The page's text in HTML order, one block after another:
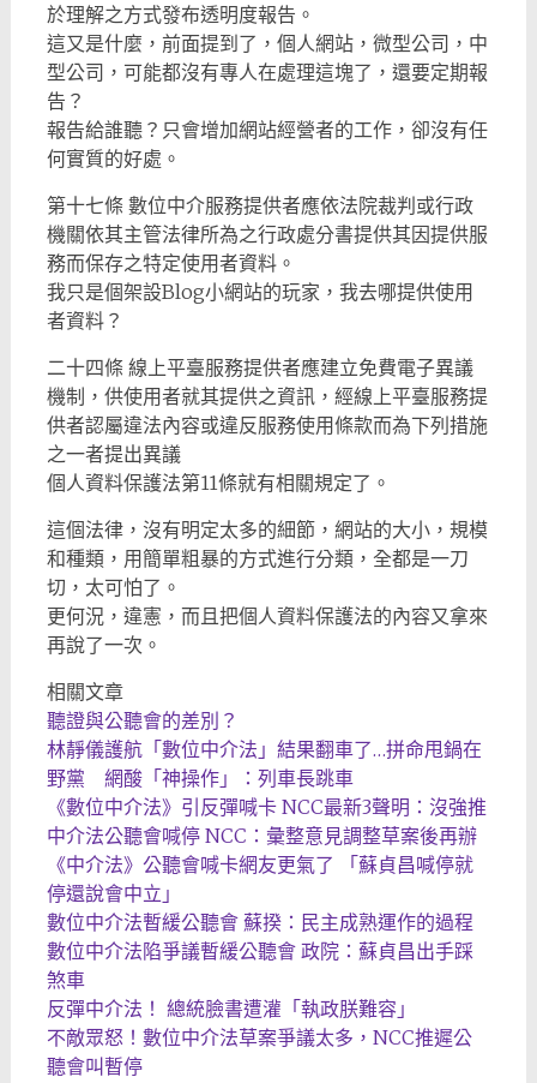
於理解之方式發布透明度報告。
這又是什麼，前面提到了，個人網站，微型公司，中
型公司，可能都沒有專人在處理這塊了，還要定期報
告？
報告給誰聽？只會增加網站經營者的工作，卻沒有任
何實質的好處。
第十七條 數位中介服務提供者應依法院裁判或行政
機關依其主管法律所為之行政處分書提供其因提供服
務而保存之特定使用者資料。
我只是個架設Blog小網站的玩家，我去哪提供使用
者資料？
二十四條 線上平臺服務提供者應建立免費電子異議
機制，供使用者就其提供之資訊，經線上平臺服務提
供者認屬違法內容或違反服務使用條款而為下列措施
之一者提出異議
個人資料保護法第11條就有相關規定了。
這個法律，沒有明定太多的細節，網站的大小，規模
和種類，用簡單粗暴的方式進行分類，全都是一刀
切，太可怕了。
更何況，違憲，而且把個人資料保護法的內容又拿來
再說了一次。
相關文章
聽證與公聽會的差別？
林靜儀護航「數位中介法」結果翻車了…拼命甩鍋在
野黨 網酸「神操作」：列車長跳車
《數位中介法》引反彈喊卡 NCC最新3聲明：沒強推
中介法公聽會喊停 NCC：彙整意見調整草案後再辦
《中介法》公聽會喊卡網友更氣了 「蘇貞昌喊停就
停還說會中立」
數位中介法暫緩公聽會 蘇揆：民主成熟運作的過程
數位中介法陷爭議暫緩公聽會 政院：蘇貞昌出手踩
煞車
反彈中介法！ 總統臉書遭灌「執政朕難容」
不敵眾怒！數位中介法草案爭議太多，NCC推遲公
聽會叫暫停